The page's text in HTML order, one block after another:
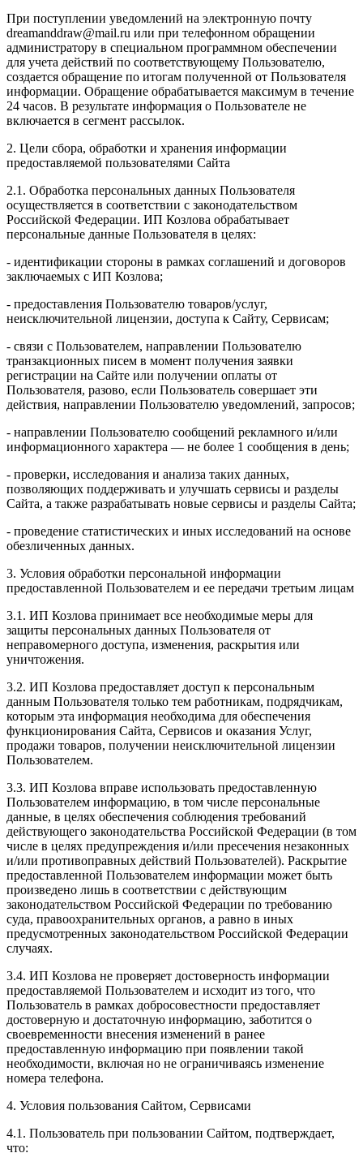
При поступлении уведомлений на электронную почту
dreamanddraw@mail.ru или при телефонном обращении
администратору в специальном программном обеспечении
для учета действий по соответствующему Пользователю,
создается обращение по итогам полученной от Пользователя
информации. Обращение обрабатывается максимум в течение
24 часов. В результате информация о Пользователе не
включается в сегмент рассылок.
2. Цели сбора, обработки и хранения информации
предоставляемой пользователями Сайта
2.1. Обработка персональных данных Пользователя
осуществляется в соответствии с законодательством
Российской Федерации. ИП Козловa обрабатывает
персональные данные Пользователя в целях:
- идентификации стороны в рамках соглашений и договоров
заключаемых с ИП Козлова;
- предоставления Пользователю товаров/услуг,
неисключительной лицензии, доступа к Сайту, Сервисам;
- связи с Пользователем, направлении Пользователю
транзакционных писем в момент получения заявки
регистрации на Сайте или получении оплаты от
Пользователя, разово, если Пользователь совершает эти
действия, направлении Пользователю уведомлений, запросов;
- направлении Пользователю сообщений рекламного и/или
информационного характера — не более 1 сообщения в день;
- проверки, исследования и анализа таких данных,
позволяющих поддерживать и улучшать сервисы и разделы
Сайта, а также разрабатывать новые сервисы и разделы Сайта;
- проведение статистических и иных исследований на основе
обезличенных данных.
3. Условия обработки персональной информации
предоставленной Пользователем и ее передачи третьим лицам
3.1. ИП Козлова принимает все необходимые меры для
защиты персональных данных Пользователя от
неправомерного доступа, изменения, раскрытия или
уничтожения.
3.2. ИП Козлова предоставляет доступ к персональным
данным Пользователя только тем работникам, подрядчикам,
которым эта информация необходима для обеспечения
функционирования Сайта, Сервисов и оказания Услуг,
продажи товаров, получении неисключительной лицензии
Пользователем.
3.3. ИП Козлова вправе использовать предоставленную
Пользователем информацию, в том числе персональные
данные, в целях обеспечения соблюдения требований
действующего законодательства Российской Федерации (в том
числе в целях предупреждения и/или пресечения незаконных
и/или противоправных действий Пользователей). Раскрытие
предоставленной Пользователем информации может быть
произведено лишь в соответствии с действующим
законодательством Российской Федерации по требованию
суда, правоохранительных органов, а равно в иных
предусмотренных законодательством Российской Федерации
случаях.
3.4. ИП Козлова не проверяет достоверность информации
предоставляемой Пользователем и исходит из того, что
Пользователь в рамках добросовестности предоставляет
достоверную и достаточную информацию, заботится о
своевременности внесения изменений в ранее
предоставленную информацию при появлении такой
необходимости, включая но не ограничиваясь изменение
номера телефона.
4. Условия пользования Сайтом, Сервисами
4.1. Пользователь при пользовании Сайтом, подтверждает,
что: